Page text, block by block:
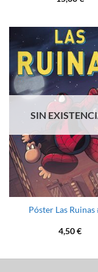
SIN
Póster Las Ruinas
4,50€